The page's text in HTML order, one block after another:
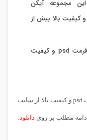
مجموعه آیکن
ترانسپارنت گلدان فانتزی با فرمت psd و کیفیت بالا بیش از
حجم این مجموعه آیکن فانتزی با فرمت psd و کیفیت
جهت دانلود این مجموعه آیکن فانتزی با فرمت psd و کیفیت بالا از سایت
مطلب بر روی دانلود: